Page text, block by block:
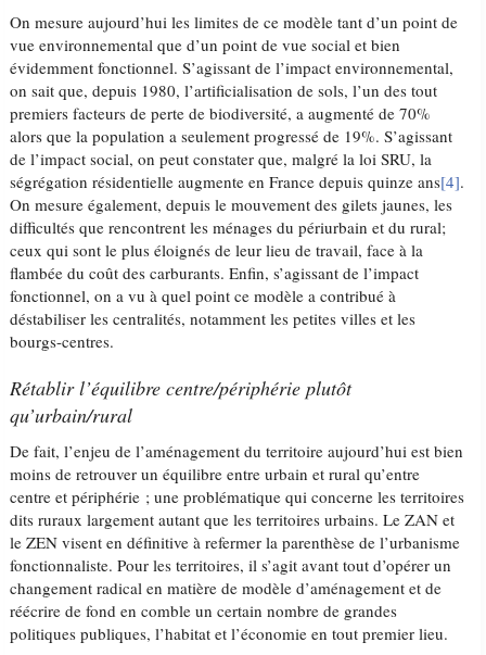
On mesure aujourd’hui les limites de ce modèle tant d’un point de
vue environnemental que d’un point de vue social et bien
évidemment fonctionnel. S’agissant de l’impact environnemental,
on sait que, depuis 1980, l’artificialisation de sols, l’un des tout
premiers facteurs de perte de biodiversité, a augmenté de 70%
alors que la population a seulement progressé de 19%. S’agissant
de l’impact social, on peut constater que, malgré la loi SRU, la
ségrégation résidentielle augmente en France depuis quinze ans[4].
On mesure également, depuis le mouvement des gilets jaunes, les
difficultés que rencontrent les ménages du périurbain et du rural;
ceux qui sont le plus éloignés de leur lieu de travail, face à la
flambée du coût des carburants. Enfin, s’agissant de l’impact
fonctionnel, on a vu à quel point ce modèle a contribué à
déstabiliser les centralités, notamment les petites villes et les
bourgs-centres.
Rétablir l’équilibre centre/périphérie plutôt
qu’urbain/rural
De fait, l’enjeu de l’aménagement du territoire aujourd’hui est bien
moins de retrouver un équilibre entre urbain et rural qu’entre
centre et périphérie ; une problématique qui concerne les territoires
dits ruraux largement autant que les territoires urbains. Le ZAN et
le ZEN visent en définitive à refermer la parenthèse de l’urbanisme
fonctionnaliste. Pour les territoires, il s’agit avant tout d’opérer un
changement radical en matière de modèle d’aménagement et de
réécrire de fond en comble un certain nombre de grandes
politiques publiques, l’habitat et l’économie en tout premier lieu.